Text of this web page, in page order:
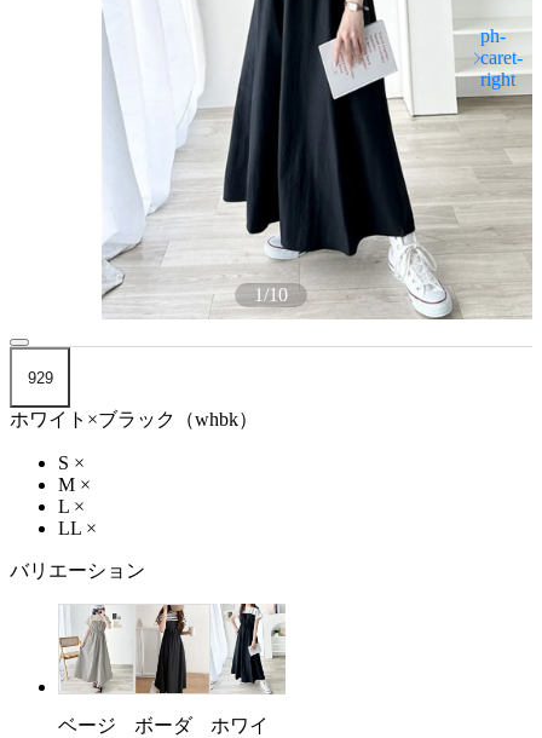
1/10
929
ホワイト×ブラック（whbk）
S ×
M ×
L ×
LL ×
バリエーション
ベージ
ボーダ
ホワイ